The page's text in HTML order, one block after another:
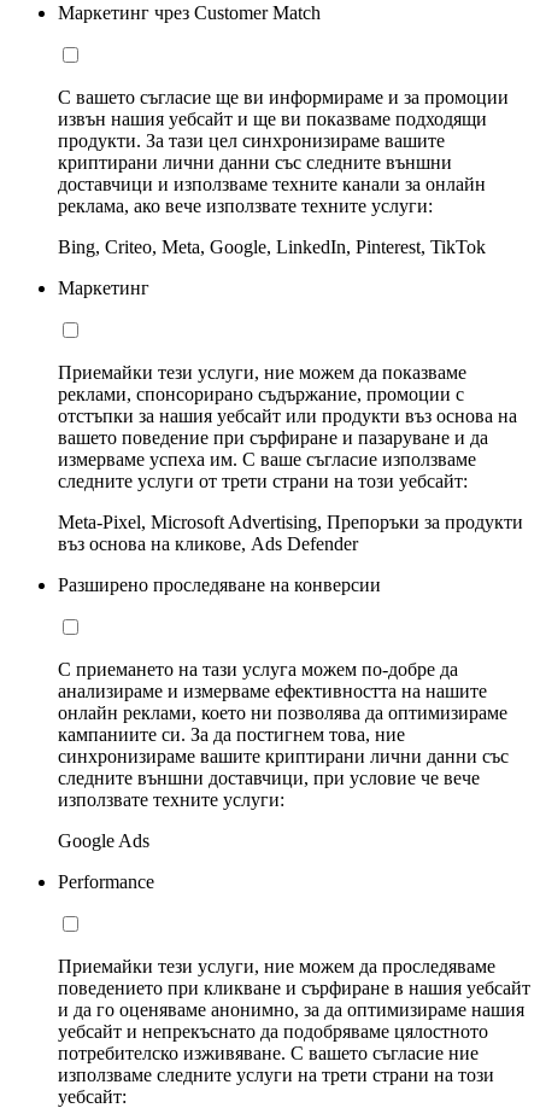
Маркетинг чрез Customer Match
С вашето съгласие ще ви информираме и за промоции
извън нашия уебсайт и ще ви показваме подходящи
продукти. За тази цел синхронизираме вашите
криптирани лични данни със следните външни
доставчици и използваме техните канали за онлайн
реклама, ако вече използвате техните услуги:
Bing, Criteo, Meta, Google, LinkedIn, Pinterest, TikTok
Маркетинг
Приемайки тези услуги, ние можем да показваме
реклами, спонсорирано съдържание, промоции с
отстъпки за нашия уебсайт или продукти въз основа на
вашето поведение при сърфиране и пазаруване и да
измерваме успеха им. С ваше съгласие използваме
следните услуги от трети страни на този уебсайт:
Meta-Pixel, Microsoft Advertising, Препоръки за продукти
въз основа на кликове, Ads Defender
Разширено проследяване на конверсии
С приемането на тази услуга можем по-добре да
анализираме и измерваме ефективността на нашите
онлайн реклами, което ни позволява да оптимизираме
кампаниите си. За да постигнем това, ние
синхронизираме вашите криптирани лични данни със
следните външни доставчици, при условие че вече
използвате техните услуги:
Google Ads
Performance
Приемайки тези услуги, ние можем да проследяваме
поведението при кликване и сърфиране в нашия уебсайт
и да го оценяваме анонимно, за да оптимизираме нашия
уебсайт и непрекъснато да подобряваме цялостното
потребителско изживяване. С вашето съгласие ние
използваме следните услуги на трети страни на този
уебсайт: